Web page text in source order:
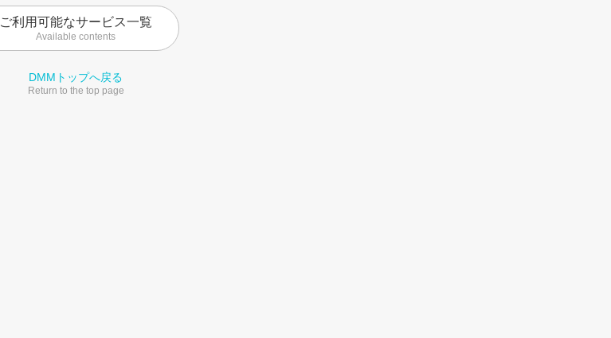
ご利用可能なサービス一覧
Available contents
DMMトップへ戻る
Return to the top page